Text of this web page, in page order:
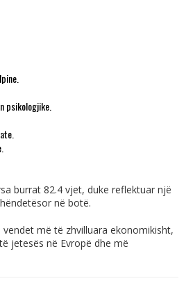
psikologjike.
burrat 82.4 vjet, duke reflektuar një
në botë.
më të zhvilluara ekonomikisht,
jetesës në Evropë dhe më